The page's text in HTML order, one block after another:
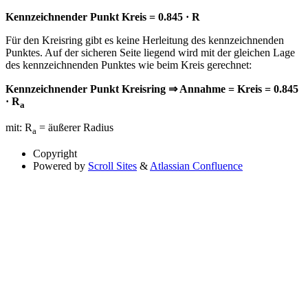
Kennzeichnender Punkt Kreis = 0.845 · R
Für den Kreisring gibt es keine Herleitung des kennzeichnenden
Punktes. Auf der sicheren Seite liegend wird mit der gleichen Lage
des kennzeichnenden Punktes wie beim Kreis gerechnet:
Kennzeichnender Punkt Kreisring ⇒ Annahme = Kreis = 0.845
· Ra
mit: Ra = äußerer Radius
Copyright
Powered by Scroll Sites & Atlassian Confluence